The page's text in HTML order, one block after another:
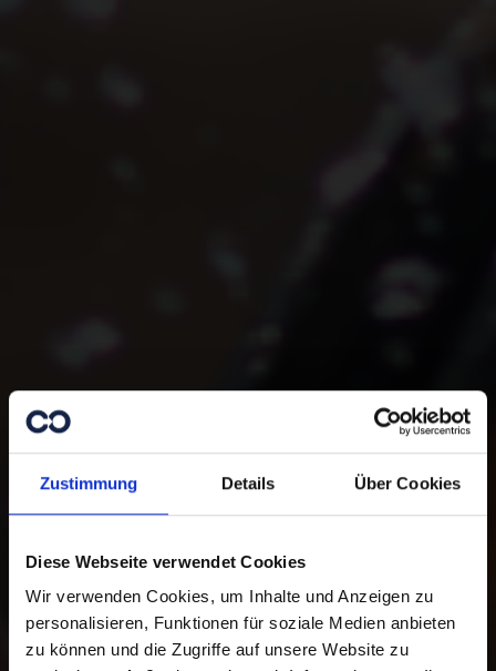
Zustimmung Details Über Cookies
Diese Webseite verwendet Cookies
Wir verwenden Cookies, um Inhalte und Anzeigen zu
personalisieren, Funktionen für soziale Medien anbieten
zu können und die Zugriffe auf unsere Website zu